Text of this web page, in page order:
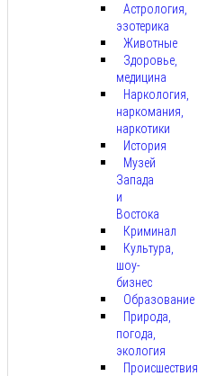
Астрология,
эзотерика
Животные
Здоровье,
медицина
Наркология,
наркомания,
наркотики
История
Музей
Запада
и
Востока
Криминал
Культура,
шоу-
бизнес
Образование
Природа,
погода,
экология
Происшествия